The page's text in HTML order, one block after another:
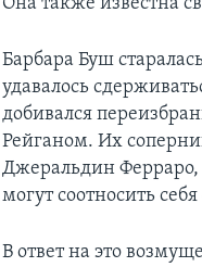
Барбара Буш
удавалось
добивался
Рейганом. Их
Джеральдин Ферраро,
могут соотносить
В ответ на это